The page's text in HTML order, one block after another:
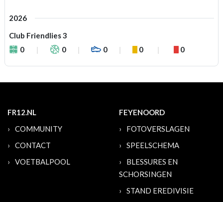
2026
Club Friendlies 3
0
0 0 0 0
FR12.NL
COMMUNITY
CONTACT
VOETBALPOOL
FEYENOORD
FOTOVERSLAGEN
SPEELSCHEMA
BLESSURES EN
SCHORSINGEN
STAND EREDIVISIE